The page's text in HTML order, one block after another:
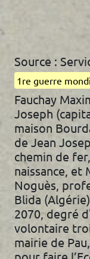
Source :
1re guerre
Fauchay
Joseph
maison
de Jean
chemin de
naissance, et
Noguès,
Blida
2070, degré
volontaire
mairie de